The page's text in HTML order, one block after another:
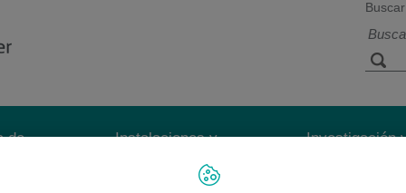
Buscar
de
Instalaciones y
Investigación